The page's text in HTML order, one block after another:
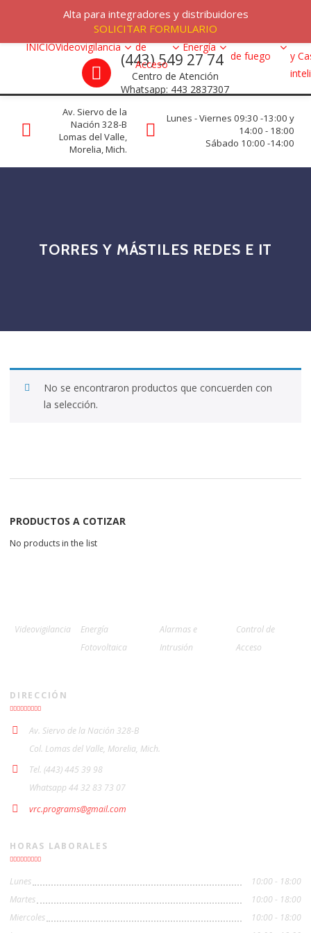
INICIOVideovigilancia
Control
de
Acceso
Energía
de fuego
y
Skip to navigation
VRC programs
La seguridad de su empresa es nuestro negocio.
Call us
(443) 549 27 74
Centro de Atención
Whatsapp: 443 2837307
Av. Siervo de la
Nación 328-B
Lomas del Valle,
Morelia, Mich.
Lunes - Viernes 09:30 -13:00 y
14:00 - 18:00
Sábado 10:00 -14:00
TORRES Y MÁSTILES REDES E IT
No se encontraron productos que concuerden con
la selección.
PRODUCTOS A COTIZAR
No products in the list
Videovigilancia
Energía
Fotovoltaica
Alarmas e
Intrusión
Control de
Acceso
DIRECCIÓN
Av. Siervo de la Nación 328-B
Col. Lomas del Valle, Morelia, Mich.
Tel. (443) 445 39 98
Whatsapp 44 32 83 73 07
vrc.programs@gmail.com
HORAS LABORALES
Lunes
10:00 - 18:00
Martes
10:00 - 18:00
Miercoles
10:00 - 18:00
Alta para integradores y distribuidores
SOLICITAR FORMULARIO